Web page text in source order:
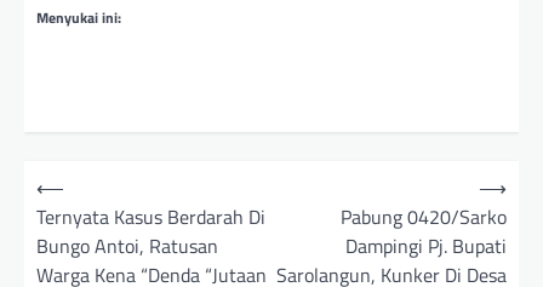
Menyukai ini:
N
⟵
Ternyata Kasus Berdarah Di
Bungo Antoi, Ratusan
Warga Kena “Denda “Jutaan
Pabung 0420/Sarko
Dampingi Pj. Bupati
Sarolangun, Kunker Di Desa
⟶